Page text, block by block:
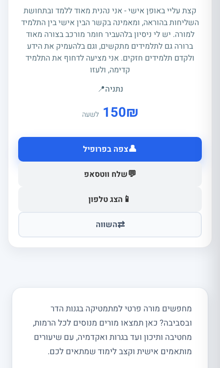
קצת עליי באופן אישי - אני נהנית מאוד ללמד ובתחושת
השליחות בהוראה, ומאמינה בקשר הבין אישי בין התלמיד
למורה. יש לי ניסיון בלהעביר חומר מורכב בצורה מאוד
ברורה גם לתלמידים מתקשים, וגם בלהעמיק את הידע
ולקדם תלמידים חזקים. אני מציעה לדחוף את התלמיד
קדימה, ולעזו
נתניה📍
₪
150 לשעה
👤צפה בפרופיל
💬שלח ווטסאפ
📱 הצג טלפון
⇄השווה
מחפשים מורה פרטי למתמטיקה בגנות הדר
ובסביבה? כאן תמצאו מורים מנוסים לכל הרמות,
מחטיבה ותיכון ועד בגרות ואקדמיה, עם שיעורים
מותאמים אישית וקצב לימוד שמתאים לכם.